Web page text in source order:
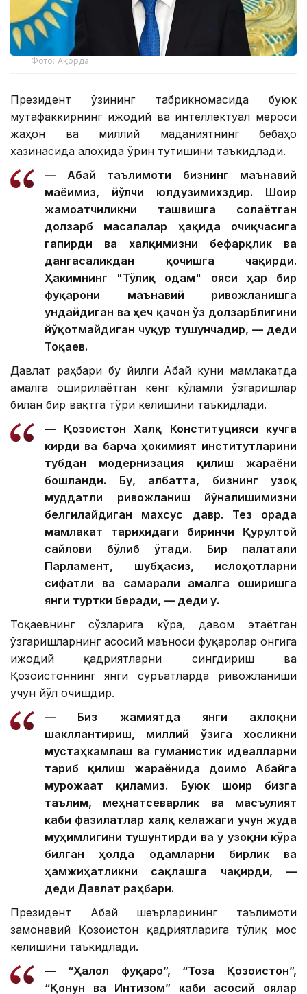
Фото: Ақорда
Президент ўзининг табрикномасида буюк
мутафаккирнинг ижодий ва интеллектуал мероси
жаҳон ва миллий маданиятнинг бебаҳо
хазинасида алоҳида ўрин тутишини таъкидлади.
— Абай таълимоти бизнинг маънавий
маёғимиз, йўлчи юлдузимихздир. Шоир
жамоатчиликни ташвишга солаётган
долзарб масалалар ҳақида очиқчасига
гапирди ва халқимизни бефарқлик ва
дангасаликдан қочишга чақирди.
Ҳакимнинг "Тўлиқ одам" ғояси ҳар бир
фуқарони маънавий ривожланишга
ундайдиган ва ҳеч қачон ўз долзарблигини
йўқотмайдиган чуқур тушунчадир, — деди
Тоқаев.
Давлат раҳбари бу йилги Абай куни мамлакатда
амалга оширилаётган кенг кўламли ўзгаришлар
билан бир вақтга тўғри келишини таъкидлади.
— Қозоғистон Халқ Конституцияси кучга
кирди ва барча ҳокимият институтларини
тубдан модернизация қилиш жараёни
бошланди. Бу, албатта, бизнинг узоқ
муддатли ривожланиш йўналишимизни
белгилайдиган махсус давр. Тез орада
мамлакат тарихидаги биринчи Қурултой
сайлови бўлиб ўтади. Бир палатали
Парламент, шубҳасиз, ислоҳотларни
сифатли ва самарали амалга оширишга
янги туртки беради, — деди у.
Тоқаевнинг сўзларига кўра, давом этаётган
ўзгаришларнинг асосий маъноси фуқаролар онгига
ижодий қадриятларни сингдириш ва
Қозоғистоннинг янги суръатларда ривожланиши
учун йўл очишдир.
— Биз жамиятда янги ахлоқни
шакллантириш, миллий ўзига хосликни
мустаҳкамлаш ва гуманистик идеалларни
тарғиб қилиш жараёнида доимо Абайга
мурожаат қиламиз. Буюк шоир бизга
таълим, меҳнатсеварлик ва масъулият
каби фазилатлар халқ келажаги учун жуда
муҳимлигини тушунтирди ва у узоқни кўра
билган ҳолда одамларни бирлик ва
ҳамжиҳатликни сақлашга чақирди, —
деди Давлат раҳбари.
Президент Абай шеърларининг таълимоти
замонавий Қозоғистон қадриятларига тўлиқ мос
келишини таъкидлади.
— “Ҳалол фуқаро”, “Тоза Қозоғистон”,
“Қонун ва Интизом” каби асосий ғоялар